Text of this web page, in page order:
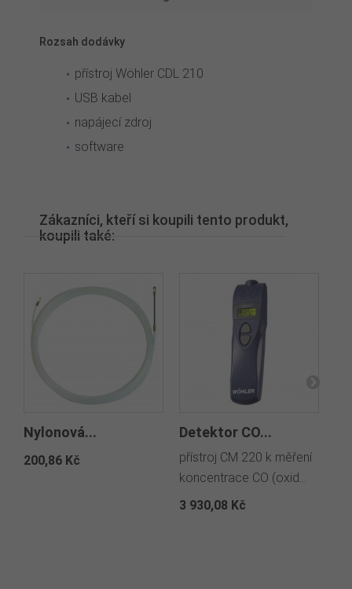
Rozsah dodávky
přístroj Wöhler CDL 210
USB kabel
napájecí zdroj
software
Zákazníci, kteří si koupili tento produkt,
koupili také:
Nylonová...
200,86 Kč
Detektor CO...
přístroj CM 220 k měření
koncentrace CO (oxid...
3 930,08 Kč